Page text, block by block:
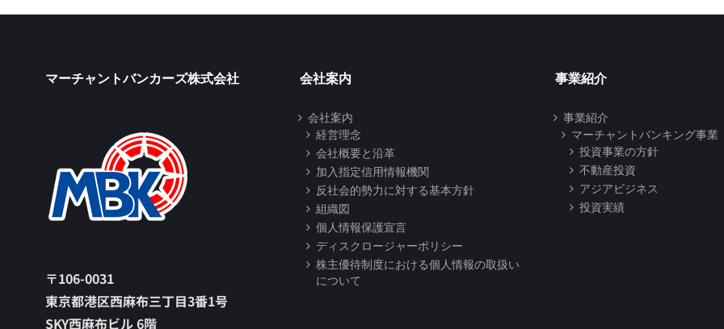
マーチャントバンカーズ株式会社
〒106-0031
東京都港区西麻布三丁目3番1号
SKY西麻布ビル 6階
会社案内
会社案内
経営理念
会社概要と沿革
加入指定信用情報機関
反社会的勢力に対する基本方針
組織図
個人情報保護宣言
ディスクロージャーポリシー
株主優待制度における個人情報の取扱い
について
事業紹介
事業紹介
マーチャントバンキング事業
投資事業の方針
不動産投資
アジアビジネス
投資実績